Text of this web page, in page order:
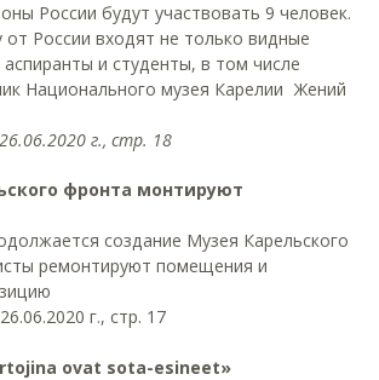
России будут участвовать 9 человек.
от России входят не только видные
и студенты, в том числе
Национального музея Карелии Жений
г., стр. 18
фронта монтируют
создание Музея Карельского
ремонтируют помещения и
г., стр. 17
ovat sota-esineet»